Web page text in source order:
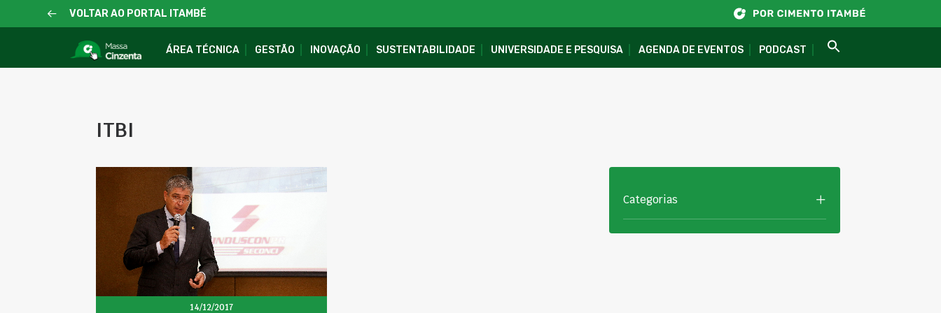
VOLTAR AO PORTAL ITAMBÉ
ÁREA TÉCNICA GESTÃO INOVAÇÃO SUSTENTABILIDADE UNIVERSIDADE E PESQUISA AGENDA DE EVENTOS PODCAST
ITBI
14/12/2017
Categorias